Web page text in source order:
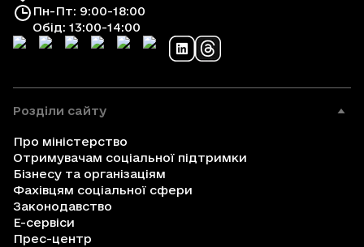
Пн-Пт: 9:00-18:00
Обід: 13:00-14:00
Розділи сайту
Про міністерство
Отримувачам соціальної підтримки
Бізнесу та організаціям
Фахівцям соціальної сфери
Законодавство
Е-сервіси
Прес-центр